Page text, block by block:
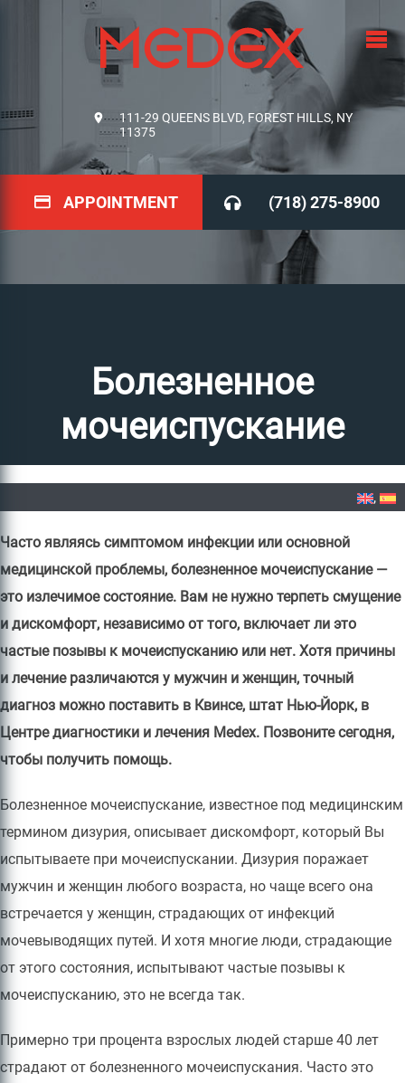
111-29 QUEENS BLVD, FOREST HILLS, NY
11375
APPOINTMENT (718) 275-8900
Болезненное
мочеиспускание
Home»Болезненное мочеиспускание
Часто являясь симптомом инфекции или основной
медицинской проблемы, болезненное мочеиспускание —
это излечимое состояние. Вам не нужно терпеть смущение
и дискомфорт, независимо от того, включает ли это
частые позывы к мочеиспусканию или нет. Хотя причины
и лечение различаются у мужчин и женщин, точный
диагноз можно поставить в Квинсе, штат Нью-Йорк, в
Центре диагностики и лечения Medex. Позвоните сегодня,
чтобы получить помощь.
Болезненное мочеиспускание, известное под медицинским
термином дизурия, описывает дискомфорт, который Вы
испытываете при мочеиспускании. Дизурия поражает
мужчин и женщин любого возраста, но чаще всего она
встречается у женщин, страдающих от инфекций
мочевыводящих путей. И хотя многие люди, страдающие
от этого состояния, испытывают частые позывы к
мочеиспусканию, это не всегда так.
Примерно три процента взрослых людей старше 40 лет
страдают от болезненного мочеиспускания. Часто это